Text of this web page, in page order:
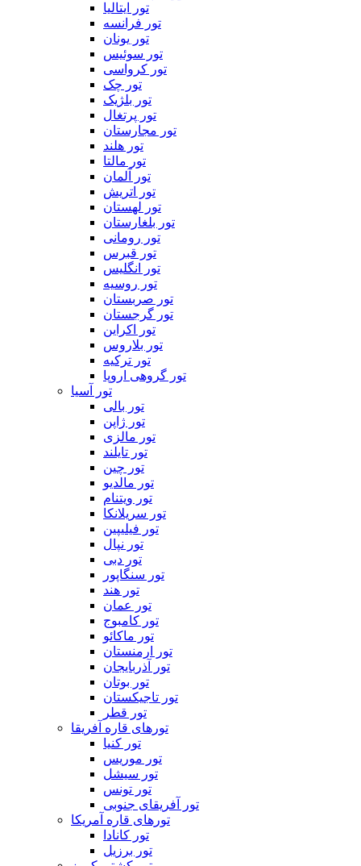
تور ایتالیا
تور فرانسه
تور یونان
تور سوئیس
تور کرواسی
تور چک
تور بلژیک
تور پرتغال
تور مجارستان
تور هلند
تور مالتا
تور آلمان
تور اتریش
تور لهستان
تور بلغارستان
تور رومانی
تور قبرس
تور انگلیس
تور روسیه
تور صربستان
تور گرجستان
تور اکراین
تور بلاروس
تور ترکیه
تور گروهی اروپا
تور آسیا
تور بالی
تور ژاپن
تور مالزی
تور تایلند
تور چین
تور مالدیو
تور ویتنام
تور سریلانکا
تور فیلیپین
تور نپال
تور دبی
تور سنگاپور
تور هند
تور عمان
تور کامبوج
تور ماکائو
تور ارمنستان
تور آذربایجان
تور بوتان
تور تاجیکستان
تور قطر
تورهای قاره آفریقا
تور کنیا
تور موریس
تور سیشل
تور تونس
تور آفریقای جنوبی
تورهای قاره آمریکا
تور کانادا
تور برزیل